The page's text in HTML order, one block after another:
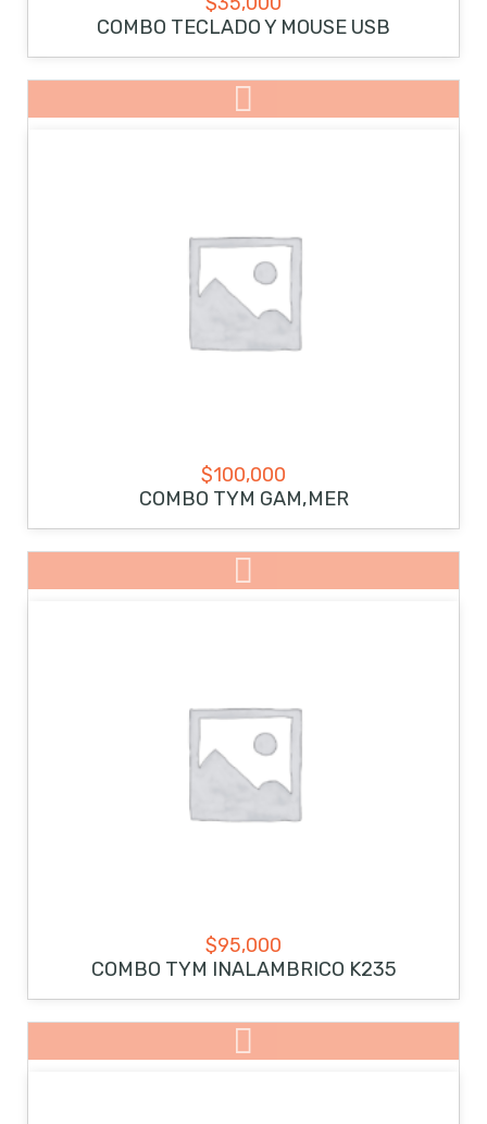
COMBO TECLADO Y MOUSE USB
$100,000
COMBO TYM GAM,MER
$95,000
COMBO TYM INALAMBRICO K235